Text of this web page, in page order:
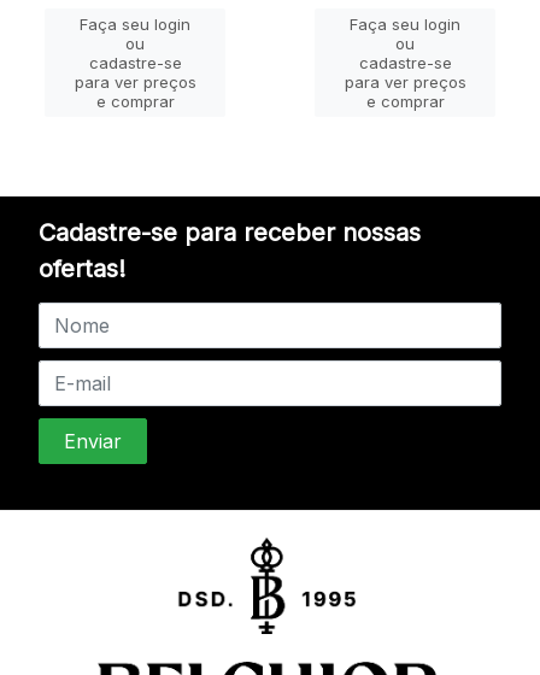
Faça seu login
ou
cadastre-se
para ver preços
e comprar
Faça seu login
ou
cadastre-se
para ver preços
e comprar
Cadastre-se para receber nossas
ofertas!